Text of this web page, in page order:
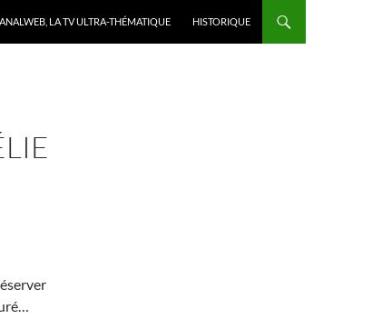
LA TV ULTRA-THÉMATIQUE HISTORIQUE